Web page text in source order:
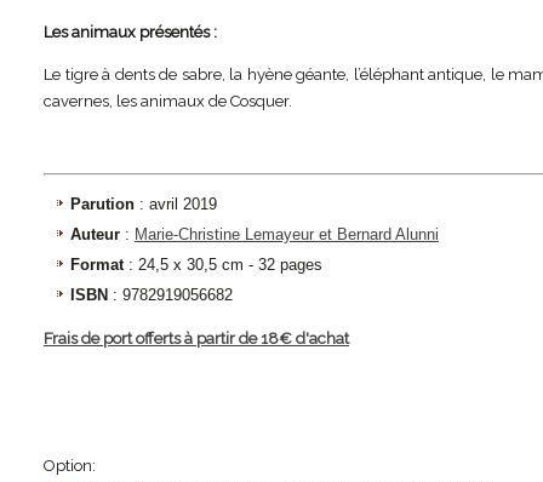
Les animaux présentés :
Le tigre à dents de sabre, la hyène géante, l’éléphant antique, le
cavernes, les animaux de Cosquer.
Parution : avril 2019
Auteur : Marie-Christine Lemayeur et Bernard Alunni
Format : 24,5 x 30,5 cm - 32 pages
ISBN : 9782919056682
Frais de port offerts à partir de 18€ d'achat
Option: